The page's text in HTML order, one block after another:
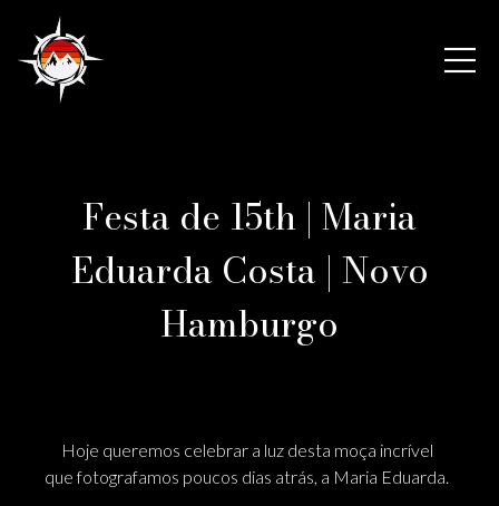
Festa de 15th | Maria
Eduarda Costa | Novo
Hamburgo
Hoje queremos celebrar a luz desta moça incrível
que fotografamos poucos dias atrás, a Maria Eduarda.